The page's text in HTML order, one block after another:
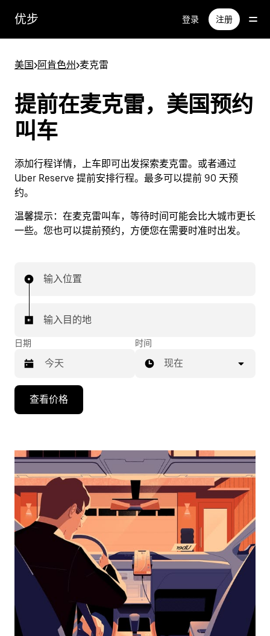
优步 登录 注册
美国>阿肯色州>麦克雷
提前在麦克雷，美国预约
叫车
添加行程详情，上车即可出发探索麦克雷。或者通过
Uber Reserve 提前安排行程。最多可以提前 90 天预
约。
温馨提示： 在麦克雷叫车，等待时间可能会比大城市更长
一些。您也可以提前预约，方便您在需要时准时出发。
输入位置
输入目的地
日期
向
头
浏
日
并
期。
按
时间
现在
查看价格